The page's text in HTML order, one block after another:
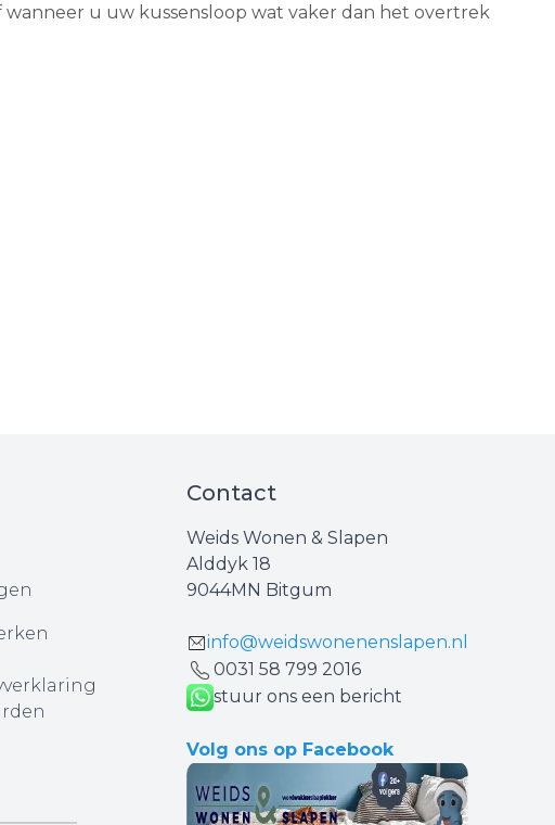
u uw kussensloop wat vaker dan het overtrek
Contact
Weids Wonen & Slapen
Alddyk 18
9044MN Bitgum
info@weidswonenenslapen.nl
0031 ‪58 799 2016‬
stuur ons een bericht
Volg ons op Facebook